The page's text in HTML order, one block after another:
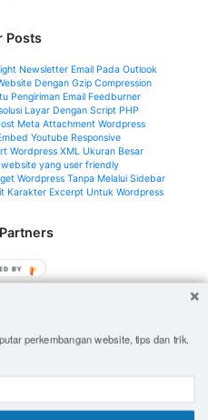
Posts
Newsletter Email Pada Outlook
Dengan Gzip Compression
Pengiriman Email Feedburner
Layar Dengan Script PHP
Meta Attachment Wordpress
Youtube Responsive
Wordpress XML Ukuran Besar
yang user friendly
Wordpress Tanpa Melalui Sidebar
Karakter Excerpt Untuk Wordpress
perkembangan website, tips dan trik.
BY